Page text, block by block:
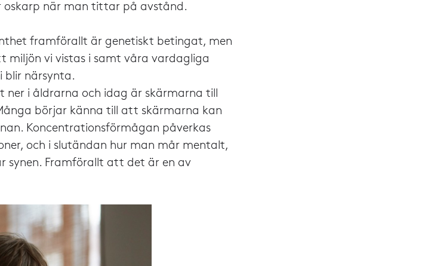
när man tittar på avstånd.
framförallt är genetiskt betingat, men
vi vistas i samt våra vardagliga
blir närsynta.
i åldrarna och idag är skärmarna till
börjar känna till att skärmarna kan
Koncentrationsförmågan påverkas
och i slutändan hur man mår mentalt,
synen. Framförallt att det är en av